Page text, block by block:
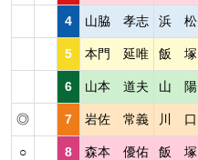
4 山脇 孝志 浜 松
5 本門 延唯 飯 塚
6 山本 道夫 山 陽
◎ 7 岩佐 常義 川 口
○ 8 森本 優佑 飯 塚